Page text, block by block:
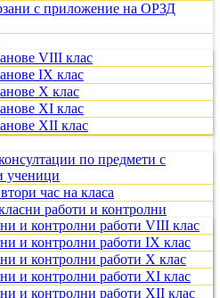
с приложение на ОРЗД
VIII клас
IX клас
X клас
XI клас
XII клас
по предмети с
ученици
час на класа
работи и контролни
и контролни работи VIII клас
и контролни работи IX клас
и контролни работи X клас
и контролни работи XI клас
и контролни работи XII клас